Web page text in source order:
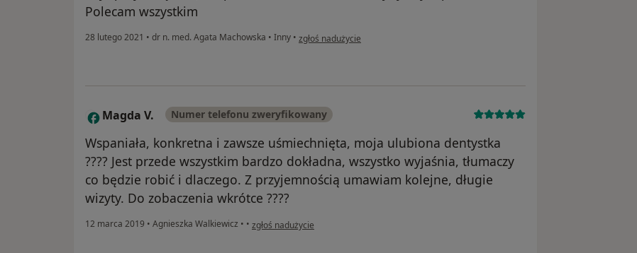
Polecam wszystkim
28 lutego 2021 • dr n. med. Agata Machowska • Inny • w opinii użytkownika Zosia
zgłoś nadużycie
M Magda V. Numer telefonu zweryfikowany
Wspaniała, konkretna i zawsze uśmiechnięta, moja ulubiona dentystka
???? Jest przede wszystkim bardzo dokładna, wszystko wyjaśnia, tłumaczy
co będzie robić i dlaczego. Z przyjemnością umawiam kolejne, długie
wizyty. Do zobaczenia wkrótce ????
12 marca 2019 • Agnieszka Walkiewicz • • w opinii użytkownika Magda V.
zgłoś nadużycie